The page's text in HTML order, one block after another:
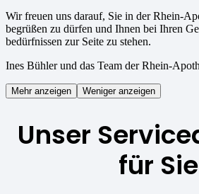
Wir freuen uns darauf, Sie in der Rhein-
begrüßen zu dürfen und Ihnen bei Ihren
bedürfnissen zur Seite zu stehen.
Ines Bühler und das Team der Rhein-
Mehr anzeigen Weniger anzeigen
Unser
für Sie